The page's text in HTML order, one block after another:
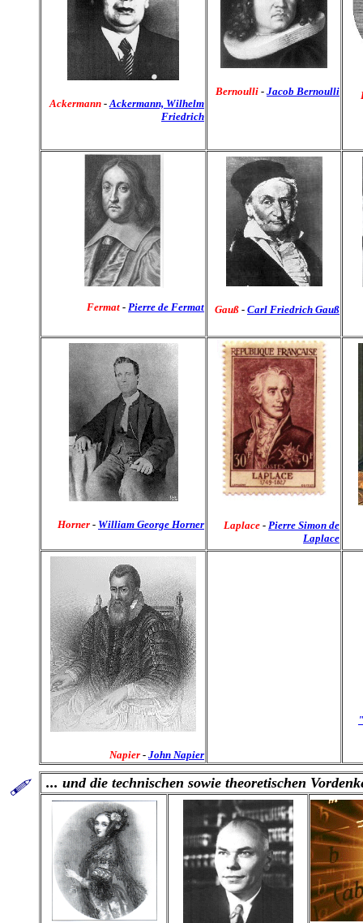
Ackermann -Ackermann, Wilhelm
Friedrich
Bernoulli - Jacob Bernoulli
Fermat - Pierre de Fermat Gauß - Carl Friedrich Gauß
Horner - William George Horner Laplace - Pierre Simon de
Laplace
Napier - John Napier
... und die technischen sowie theoretischen